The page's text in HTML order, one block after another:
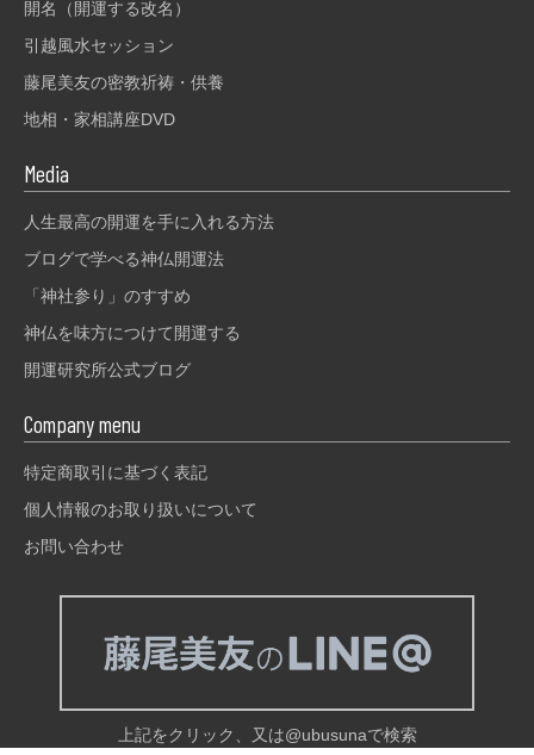
開名（開運する改名）
引越風水セッション
藤尾美友の密教祈祷・供養
地相・家相講座DVD
Media
人生最高の開運を手に入れる方法
ブログで学べる神仏開運法
「神社参り」のすすめ
神仏を味方につけて開運する
開運研究所公式ブログ
Company menu
特定商取引に基づく表記
個人情報のお取り扱いについて
お問い合わせ
上記をクリック、又は@ubusunaで検索